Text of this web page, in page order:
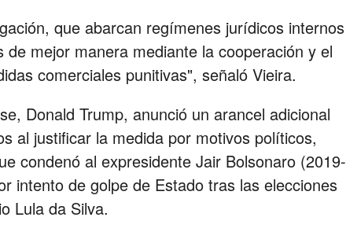
que abarcan regímenes jurídicos internos
mejor manera mediante la cooperación y el
comerciales punitivas", señaló Vieira.
Donald Trump, anunció un arancel adicional
al justificar la medida por motivos políticos,
condenó al expresidente Jair Bolsonaro (2019-
intento de golpe de Estado tras las elecciones
Lula da Silva.